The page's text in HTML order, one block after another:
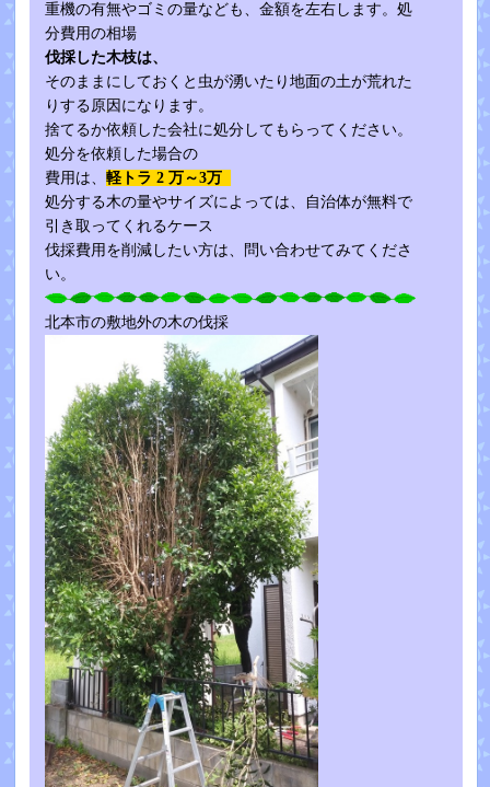
重機の有無やゴミの量なども、金額を左右します。処
分費用の相場
伐採した木枝は、
そのままにしておくと虫が湧いたり地面の土が荒れた
りする原因になります。
捨てるか依頼した会社に処分してもらってください。
処分を依頼した場合の
費用は、 軽トラ 2 万～3万
処分する木の量やサイズによっては、自治体が無料で
引き取ってくれるケース
伐採費用を削減したい方は、問い合わせてみてくださ
い。
北本市の敷地外の木の伐採